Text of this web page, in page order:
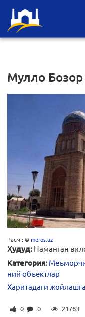
Мулло
Расм : ©meros.uz
Ҳудуд: Наманган
Категория:
ний объектлар
Харитадаги
0 0 21763